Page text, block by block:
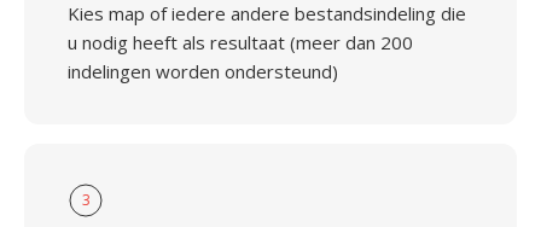
Kies map of iedere andere bestandsindeling die
u nodig heeft als resultaat (meer dan 200
indelingen worden ondersteund)
3